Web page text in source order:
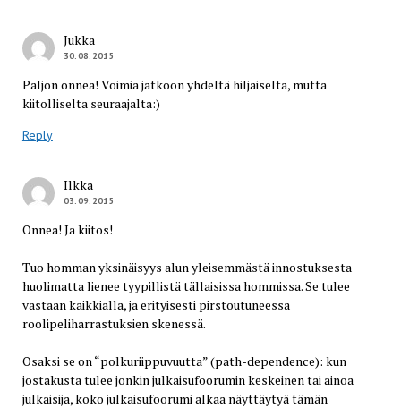
Jukka
30.08.2015
Paljon onnea! Voimia jatkoon yhdeltä hiljaiselta, mutta
kiitolliselta seuraajalta:)
Reply
Ilkka
03.09.2015
Onnea! Ja kiitos!
Tuo homman yksinäisyys alun yleisemmästä innostuksesta
huolimatta lienee tyypillistä tällaisissa hommissa. Se tulee
vastaan kaikkialla, ja erityisesti pirstoutuneessa
roolipeliharrastuksien skenessä.
Osaksi se on “polkuriippuvuutta” (path-dependence): kun
jostakusta tulee jonkin julkaisufoorumin keskeinen tai ainoa
julkaisija, koko julkaisufoorumi alkaa näyttäytyä tämän